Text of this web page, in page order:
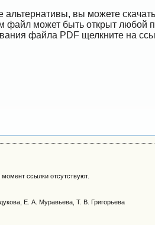
альтернативы, вы можете
файл может быть открыт любой
файла PDF щелкните на
ссылки отсутствуют.
Е. А. Муравьева, Т. В. Григорьева